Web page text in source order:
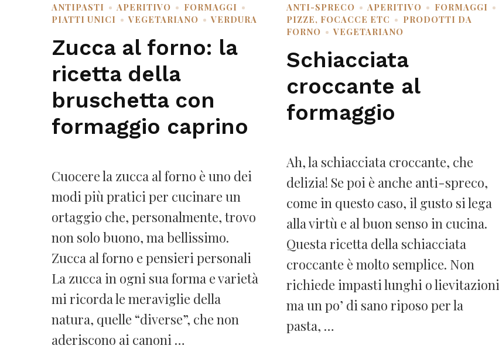
ANTIPASTI APERITIVO
FORMAGGI
PIATTI UNICI
VEGETARIANO VERDURA
Zucca al forno: la
ricetta della
bruschetta con
formaggio caprino
Cuocere la zucca al forno è uno dei
modi più pratici per cucinare un
ortaggio che, personalmente, trovo
non solo buono, ma bellissimo.
Zucca al forno e pensieri personali
La zucca in ogni sua forma e varietà
mi ricorda le meraviglie della
natura, quelle “diverse”, che non
aderiscono ai canoni …
ANTI-SPRECO APERITIVO
FORMAGGI
PIZZE, FOCACCE ETC
PRODOTTI DA
FORNO
VEGETARIANO
Schiacciata
croccante al
formaggio
Ah, la schiacciata croccante, che
delizia! Se poi è anche anti-spreco,
come in questo caso, il gusto si lega
alla virtù e al buon senso in cucina.
Questa ricetta della schiacciata
croccante è molto semplice. Non
richiede impasti lunghi o lievitazioni
ma un po’ di sano riposo per la
pasta, …